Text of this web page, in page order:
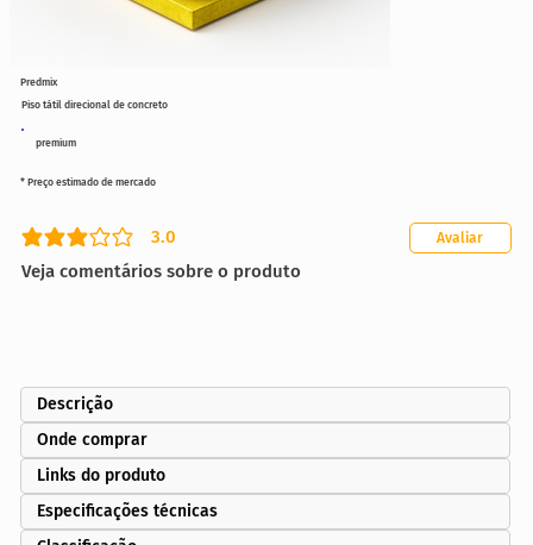
premium
Piso tátil direcional de concreto
3.0
classificação média é 3 de 5
Veja comentários sobre o produto
Avaliar
* Preço estimado de mercado
Predmix
Descrição
Onde comprar
Links do produto
Especificações técnicas